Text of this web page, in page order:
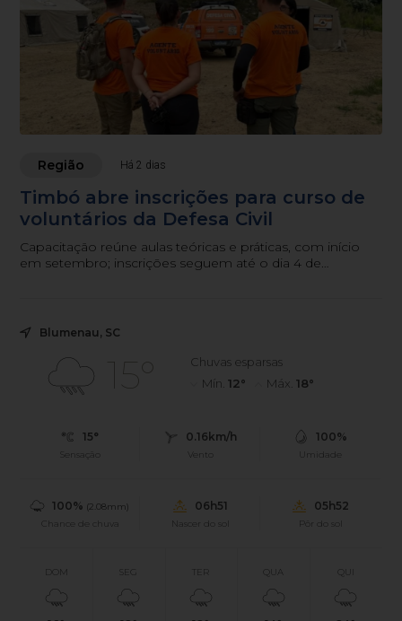
Região Há 2 dias
Timbó abre inscrições para curso de
voluntários da Defesa Civil
Capacitação reúne aulas teóricas e práticas, com início
em setembro; inscrições seguem até o dia 4 de
Blumenau, SC
15°
Chuvas esparsas
Mín. 12° Máx. 18°
15°
Sensação
0.16km/h
Vento
100%
Umidade
100% (2.08mm)
Chance de chuva
06h51
Nascer do sol
05h52
Pôr do sol
DOM SEG TER QUA